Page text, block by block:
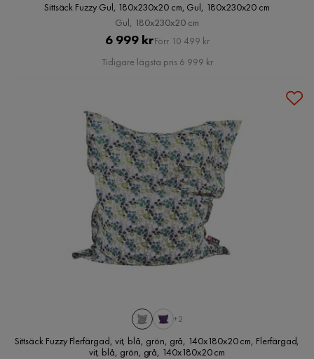
Sittsäck Fuzzy Gul, 180x230x20 cm, Gul, 180x230x20 cm
Gul, 180x230x20 cm
Pris
6 999 krOriginal
Pris
Förr 10 499 kr
Tidigare lägsta pris 6 999 kr
+2
Sittsäck Fuzzy Flerfärgad, vit, blå, grön, grå, 140x180x20 cm, Flerfärgad,
vit, blå, grön, grå, 140x180x20 cm